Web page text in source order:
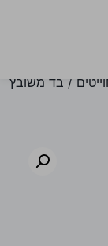
/ בד משובץ